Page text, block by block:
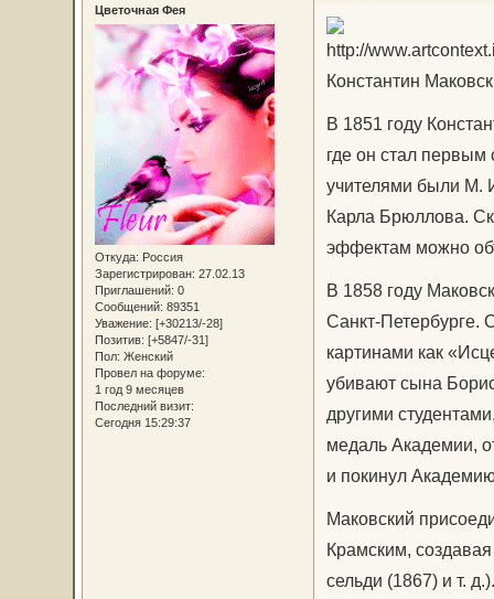
Цветочная Фея
Откуда: Россия
Зарегистрирован: 27.02.13
Приглашений: 0
Сообщений: 89351
Уважение: [+30213/-28]
Позитив: [+5847/-31]
Пол: Женский
Провел на форуме:
1 год 9 месяцев
Последний визит:
Сегодня 15:29:37
Константин
В 1851 году
где он стал первым
учителями были М.
Карла Брюллова.
эффектам можно
В 1858 году
Санкт-Петербурге.
картинами как
убивают сына
другими
медаль Академии,
и покинул
Маковский
Крамским,
сельди (1867) и т.